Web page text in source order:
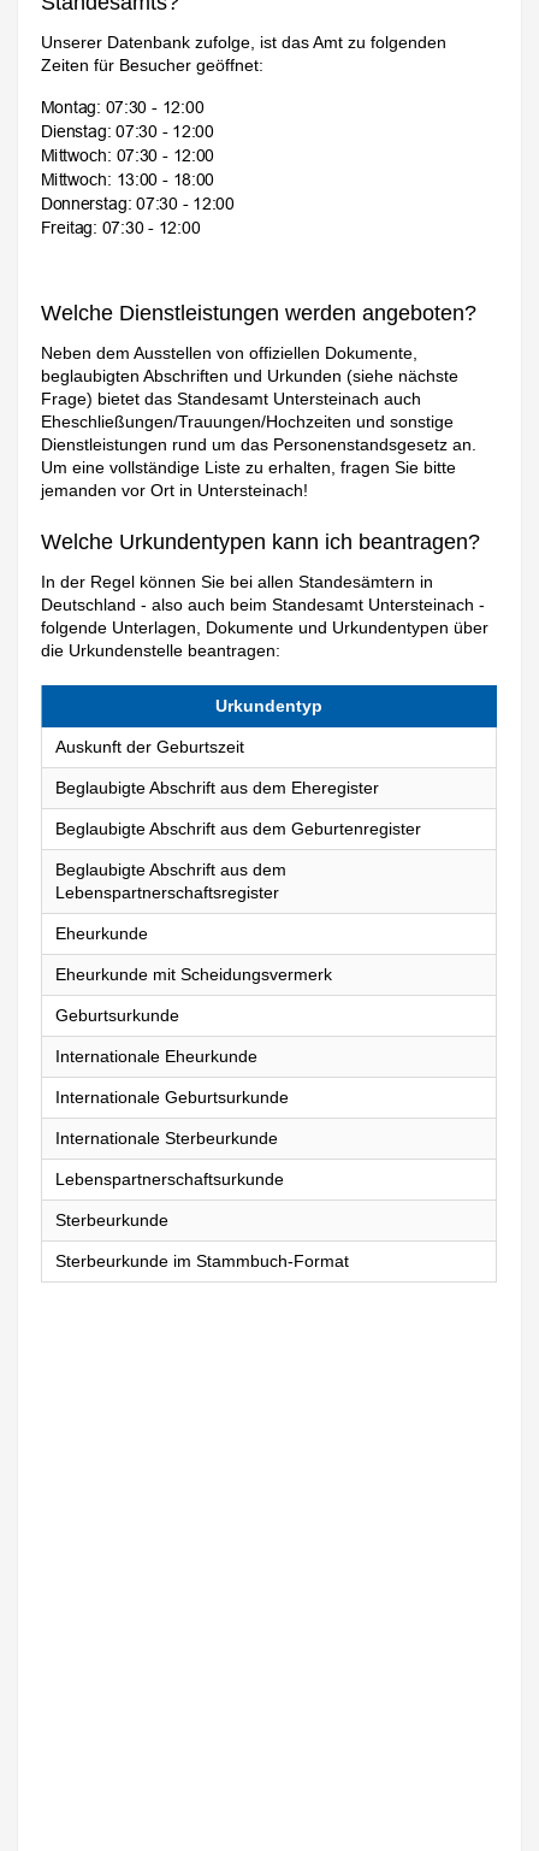
Unserer Datenbank zufolge, ist das Amt zu folgenden
Zeiten für Besucher geöffnet:
Welche Dienstleistungen werden angeboten?
Neben dem Ausstellen von offiziellen Dokumente,
beglaubigten Abschriften und Urkunden (siehe nächste
Frage) bietet das Standesamt Untersteinach auch
Eheschließungen/Trauungen/Hochzeiten und sonstige
Dienstleistungen rund um das Personenstandsgesetz an.
Um eine vollständige Liste zu erhalten, fragen Sie bitte
jemanden vor Ort in Untersteinach!
Welche Urkundentypen kann ich beantragen?
In der Regel können Sie bei allen Standesämtern in
Deutschland - also auch beim Standesamt Untersteinach -
folgende Unterlagen, Dokumente und Urkundentypen über
die Urkundenstelle beantragen:
Urkundentyp
Auskunft der Geburtszeit
Beglaubigte Abschrift aus dem Eheregister
Beglaubigte Abschrift aus dem Geburtenregister
Beglaubigte Abschrift aus dem
Lebenspartnerschaftsregister
Eheurkunde
Eheurkunde mit Scheidungsvermerk
Geburtsurkunde
Internationale Eheurkunde
Internationale Geburtsurkunde
Internationale Sterbeurkunde
Lebenspartnerschaftsurkunde
Sterbeurkunde
Sterbeurkunde im Stammbuch-Format